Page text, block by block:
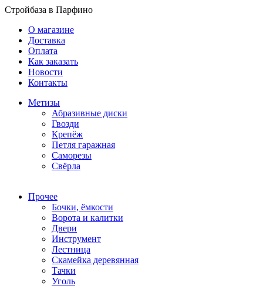
Стройбаза в Парфино
О магазине
Доставка
Оплата
Как заказать
Новости
Контакты
Метизы
Абразивные диски
Гвозди
Крепёж
Петля гаражная
Саморезы
Свёрла
Прочее
Бочки, ёмкости
Ворота и калитки
Двери
Инструмент
Лестница
Скамейка деревянная
Тачки
Уголь